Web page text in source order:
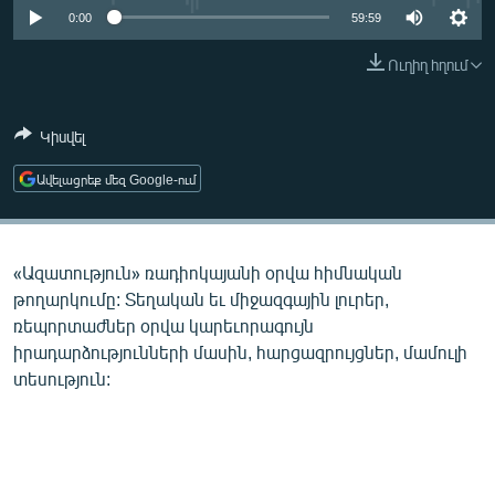
ՄԻՋԱԶԳԱՅԻՆ
ՄԵԿՆԱԲԱՆՈՒԹՅՈՒՆ
ՏՏ ԵՒ ԻՆՏԵՐՆԵՏ
ԿՈՐՈՆԱՎԻՐՈՒՍ
ՏԵՍԱՆՅՈՒԹԵՐ
ԲԱՆԱՎԵՃ
ՁԳՏԵԼՈՎ ԼԱՎԱԳՈՒՅՆԻՆ
0:00 59:59
Ուղիղ հղում
Կիսվել
Ավելացրեք մեզ Google-ում
«Ազատություն» ռադիոկայանի օրվա հիմնական
թողարկումը: Տեղական եւ միջազգային լուրեր,
ռեպորտաժներ օրվա կարեւորագույն
իրադարձությունների մասին, հարցազրույցներ, մամուլի
տեսություն: